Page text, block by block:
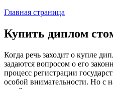
Главная страница
Купить диплом
Когда речь заходит о купле
задаются вопросом о его
процесс регистрации
особой внимательности. Но с